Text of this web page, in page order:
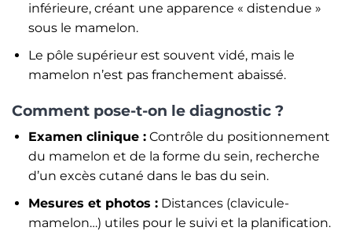
inférieure, créant une apparence « distendue »
sous le mamelon.
Le pôle supérieur est souvent vidé, mais le
mamelon n’est pas franchement abaissé.
Comment pose-t-on le diagnostic ?
Examen clinique :Contrôle du positionnement
du mamelon et de la forme du sein, recherche
d’un excès cutané dans le bas du sein.
Mesures et photos :Distances (clavicule-
mamelon…) utiles pour le suivi et la planification.